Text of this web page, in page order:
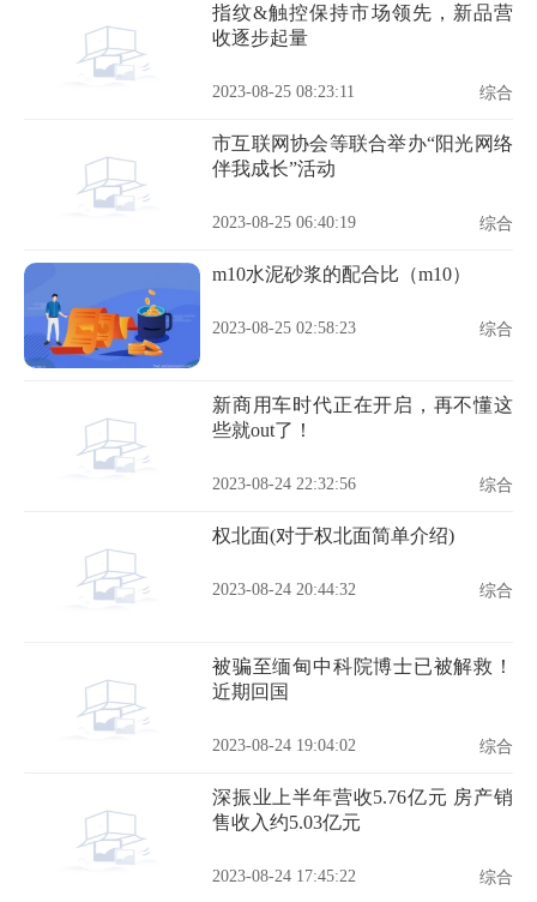
指纹&触控保持市场领先，新品营
收逐步起量
2023-08-25 08:23:11 综合
市互联网协会等联合举办“阳光网络
伴我成长”活动
2023-08-25 06:40:19 综合
m10水泥砂浆的配合比（m10）
2023-08-25 02:58:23 综合
新商用车时代正在开启，再不懂这
些就out了！
2023-08-24 22:32:56 综合
权北面(对于权北面简单介绍)
2023-08-24 20:44:32 综合
被骗至缅甸中科院博士已被解救！
近期回国
2023-08-24 19:04:02 综合
深振业上半年营收5.76亿元 房产销
售收入约5.03亿元
2023-08-24 17:45:22 综合